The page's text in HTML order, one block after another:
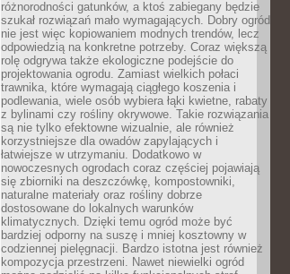
różnorodności gatunków, a ktoś zabiegany będzie
szukał rozwiązań mało wymagających. Dobry ogród
nie jest więc kopiowaniem modnych trendów, lecz
odpowiedzią na konkretne potrzeby. Coraz większą
rolę odgrywa także ekologiczne podejście do
projektowania ogrodu. Zamiast wielkich połaci
trawnika, które wymagają ciągłego koszenia i
podlewania, wiele osób wybiera łąki kwietne, rabaty
z bylinami czy rośliny okrywowe. Takie rozwiązania
są nie tylko efektowne wizualnie, ale również
korzystniejsze dla owadów zapylających i
łatwiejsze w utrzymaniu. Dodatkowo w
nowoczesnych ogrodach coraz częściej pojawiają
się zbiorniki na deszczówkę, kompostowniki,
naturalne materiały oraz rośliny dobrze
dostosowane do lokalnych warunków
klimatycznych. Dzięki temu ogród może być
bardziej odporny na suszę i mniej kosztowny w
codziennej pielęgnacji. Bardzo istotna jest również
kompozycja przestrzeni. Nawet niewielki ogród